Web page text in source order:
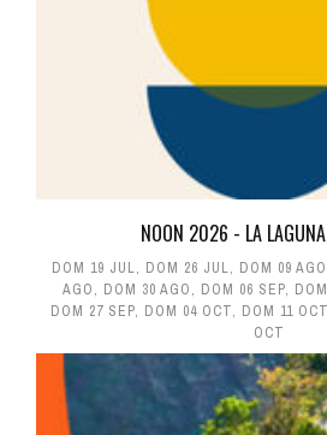
NOON 2026 - LA
DOM 19 JUL, DOM 26 JUL, DOM 09 AGO
AGO, DOM 30 AGO, DOM 06 SEP,
DOM 27 SEP, DOM 04 OCT, DOM 11 OCT
OCT